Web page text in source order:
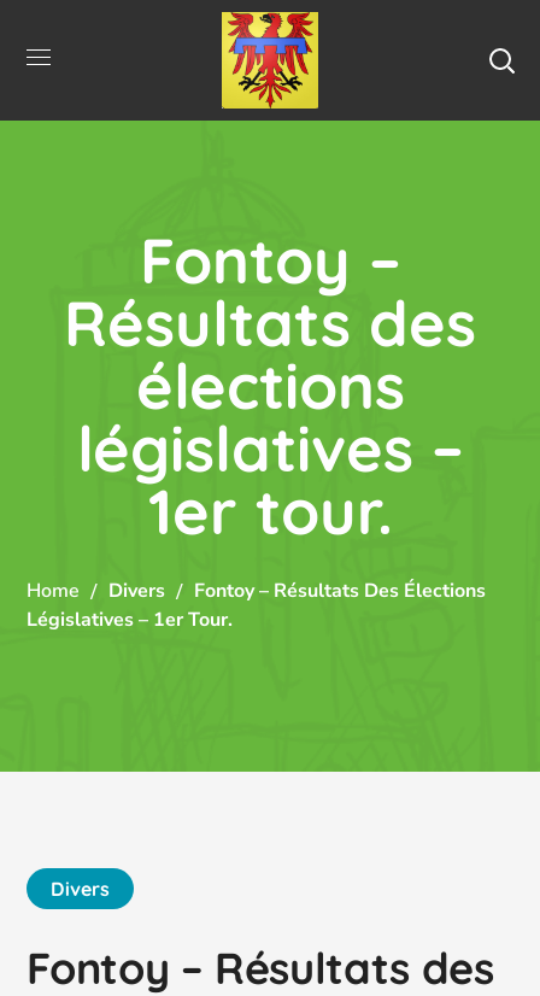
Fontoy –
Résultats des
élections
législatives –
1er tour.
Home Divers
Fontoy – Résultats Des Élections
Législatives – 1er Tour.
Divers
Fontoy – Résultats des